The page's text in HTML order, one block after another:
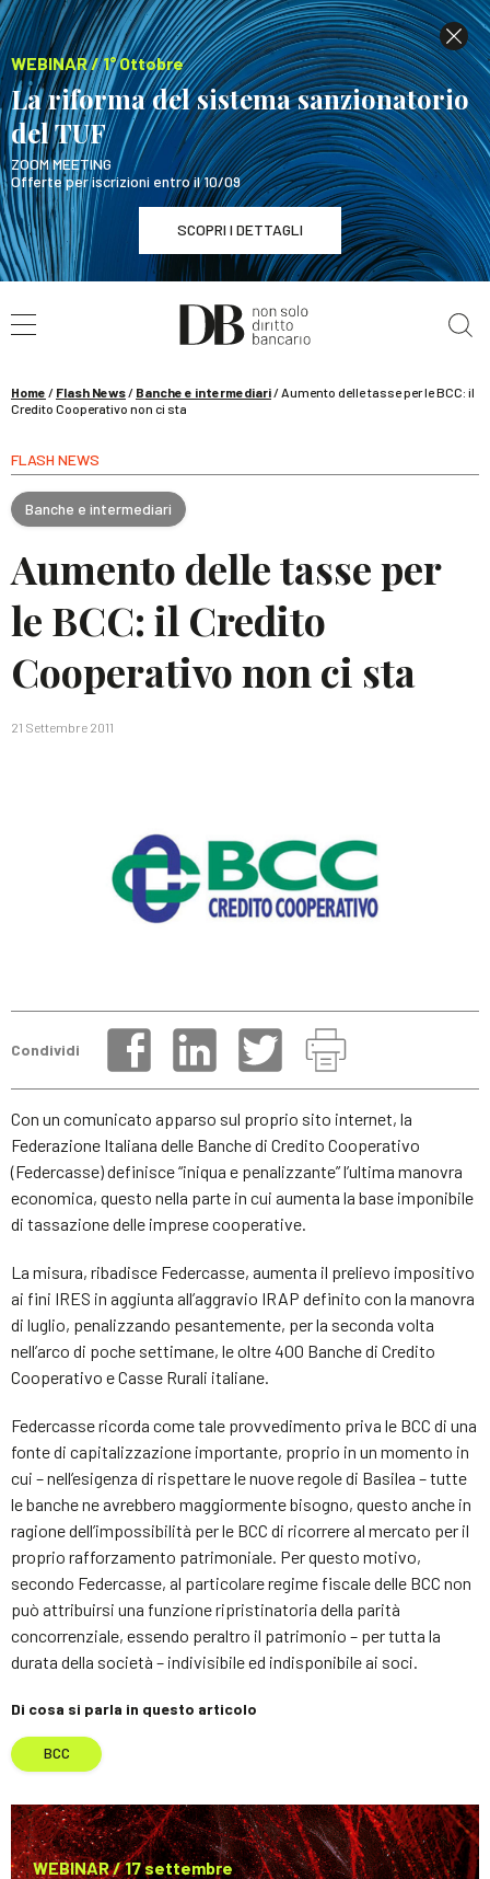
WEBINAR / 1° Ottobre
La riforma del sistema sanzionatorio
del TUF
ZOOM MEETING
Offerte per iscrizioni entro il 10/09
SCOPRI I DETTAGLI
WEBINAR / 1° Ottobre
La riforma del sistema sanzionatorio del TUF
Home / Flash News/ Banche e intermediari/Aumento delle tasse per le BCC: il
Credito Cooperativo non ci sta
FLASH NEWS
Banche e intermediari
Aumento delle tasse per
le BCC: il Credito
Cooperativo non ci sta
21 Settembre 2011
Condividi
Con un comunicato apparso sul proprio sito internet, la
Federazione Italiana delle Banche di Credito Cooperativo
(Federcasse) definisce “iniqua e penalizzante” l’ultima manovra
economica, questo nella parte in cui aumenta la base imponibile
di tassazione delle imprese cooperative.
La misura, ribadisce Federcasse, aumenta il prelievo impositivo
ai fini IRES in aggiunta all’aggravio IRAP definito con la manovra
di luglio, penalizzando pesantemente, per la seconda volta
nell’arco di poche settimane, le oltre 400 Banche di Credito
Cooperativo e Casse Rurali italiane.
Federcasse ricorda come tale provvedimento priva le BCC di una
fonte di capitalizzazione importante, proprio in un momento in
cui – nell’esigenza di rispettare le nuove regole di Basilea – tutte
le banche ne avrebbero maggiormente bisogno, questo anche in
ragione dell’impossibilità per le BCC di ricorrere al mercato per il
proprio rafforzamento patrimoniale. Per questo motivo,
secondo Federcasse, al particolare regime fiscale delle BCC non
può attribuirsi una funzione ripristinatoria della parità
concorrenziale, essendo peraltro il patrimonio – per tutta la
durata della società – indivisibile ed indisponibile ai soci.
Di cosa si parla in questo articolo
BCC
WEBINAR / 17 settembre